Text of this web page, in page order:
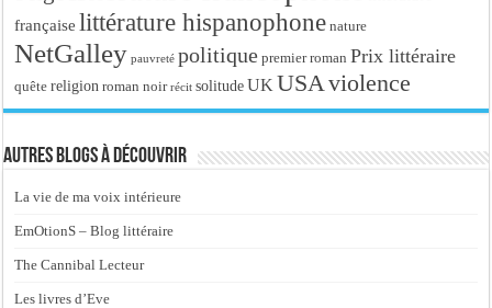
française littérature hispanophone nature
NetGalley pauvreté politique premier roman Prix littéraire
quête religion roman noir récit solitude UK USA violence
Autres blogs à découvrir
La vie de ma voix intérieure
EmOtionS – Blog littéraire
The Cannibal Lecteur
Les livres d’Eve